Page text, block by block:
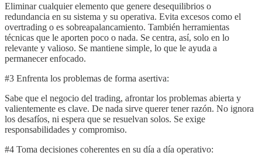
Eliminar cualquier elemento que genere desequilibrios o
redundancia en su sistema y su operativa. Evita excesos como el
overtrading o es sobreapalancamiento. También herramientas
técnicas que le aporten poco o nada. Se centra, así, solo en lo
relevante y valioso. Se mantiene simple, lo que le ayuda a
permanecer enfocado.
#3 Enfrenta los problemas de forma asertiva:
Sabe que el negocio del trading, afrontar los problemas abierta y
valientemente es clave. De nada sirve querer tener razón. No ignora
los desafíos, ni espera que se resuelvan solos. Se exige
responsabilidades y compromiso.
#4 Toma decisiones coherentes en su día a día operativo: